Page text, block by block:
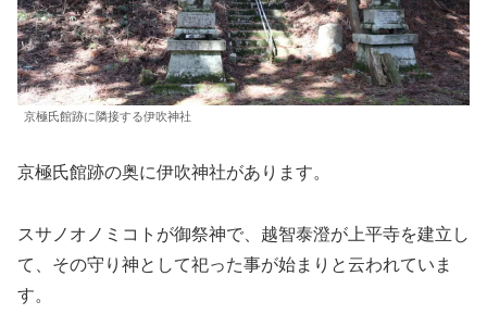
京極氏館跡に隣接する伊吹神社
京極氏館跡の奥に伊吹神社があります。
スサノオノミコトが御祭神で、越智泰澄が上平寺を建立し
て、その守り神として祀った事が始まりと云われていま
す。